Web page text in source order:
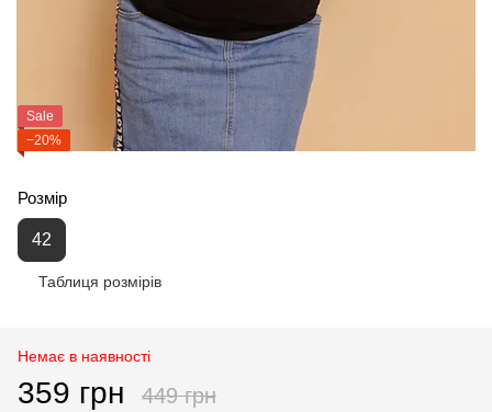
Sale
−20%
Розмір
42
Таблиця розмірів
Немає в наявності
359 грн 449 грн